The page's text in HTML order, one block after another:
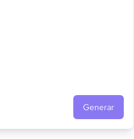
Generar